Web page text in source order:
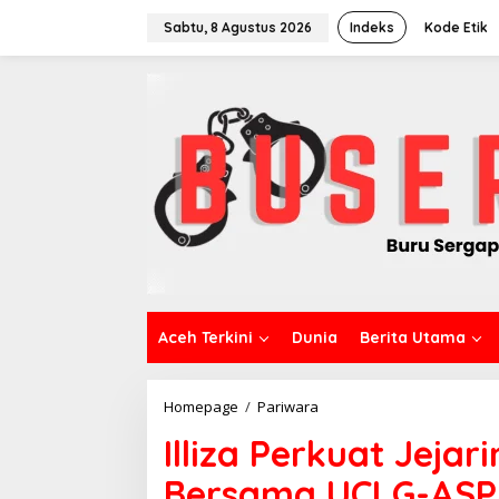
Sabtu, 8 Agustus 2026 Indeks Kode Etik
Aceh Terkini Dunia Berita Utama
Homepage / Pariwara
l
i
Illiza Perkuat